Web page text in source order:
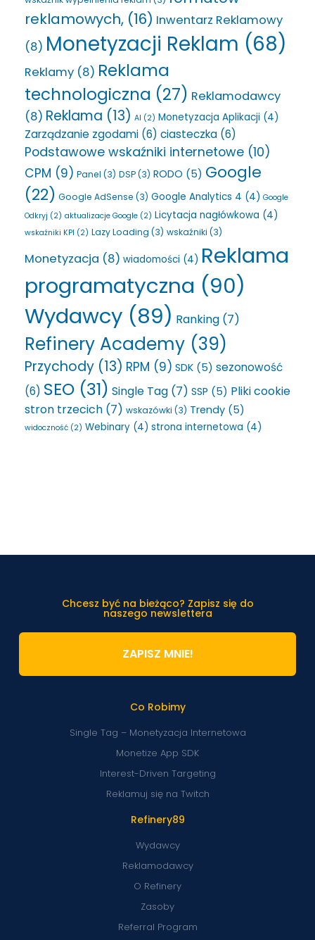
reklamowych, (16) Inwentarz Reklamowy
(8) Monetyzacji Reklam (68)
Reklamy (8) Reklama
technologiczna (27) Reklamodawcy
(8) Reklama (13) AI (2) Monetyzacja Aplikacji (4)
Zarządzanie zgodami (6) ciasteczka (6)
Podstawowe wskaźniki internetowe (10)
CPM (9) Panel (3) DSP(3) RODO (5) Google
(22) Google AdSense (3) Google Analytics 4 (4) Google
Odkryj (2) aktualizacje Google (2) Licytacja nagłówkowa (4)
wskaźniki KPI (2) Lazy Loading (3) wskaźniki (3)
Monetyzacja (8) wiadomości (4) Reklama
programatyczna (90)
Wydawcy (89) Ranking (7)
Refinery Academy (39)
Przychody (13) RPM (9) SDK (5) sezonowość
(6) SEO (31) Single Tag (7) SSP (5) Pliki cookie
stron trzecich (7) wskazówki (3) Trendy (5)
widoczność (2) Webinary (4) strona internetowa (4)
Refinery89
Wydawcy
Reklamodawcy
O Refinery
Zasoby
Referral Program
Co Robimy
Single Tag – Monetyzacja Internetowa
Monetize App SDK
Interest-Driven Targeting
Reklamuj się na Twitch
Chcesz być na bieżąco? Zapisz się do
naszego newslettera
ZAPISZ MNIE!